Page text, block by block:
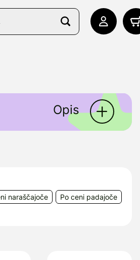
Opis
Švica
naraščajoče Po ceni padajoče